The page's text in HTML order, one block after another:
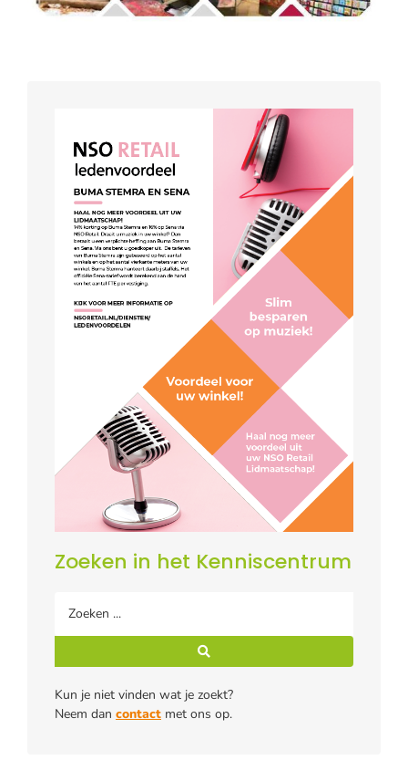
Zoeken in het Kenniscentrum
Kun je niet vinden wat je zoekt?
Neem dan contact met ons op.